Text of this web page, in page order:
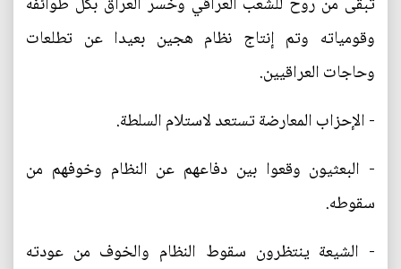
وقومياته وتم إنتاج نظام هجين بعيدا عن تطلعات
وحاجات العراقيين.
- الإحزاب المعارضة تستعد لاستلام السلطة.
- البعثيون وقعوا بين دفاعهم عن النظام وخوفهم من
سقوطه.
- الشيعة ينتظرون سقوط النظام والخوف من عودته